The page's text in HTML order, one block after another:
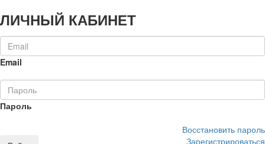
ЛИЧНЫЙ КАБИНЕТ
Email
Пароль
Восстановить пароль
Зарегистрироваться